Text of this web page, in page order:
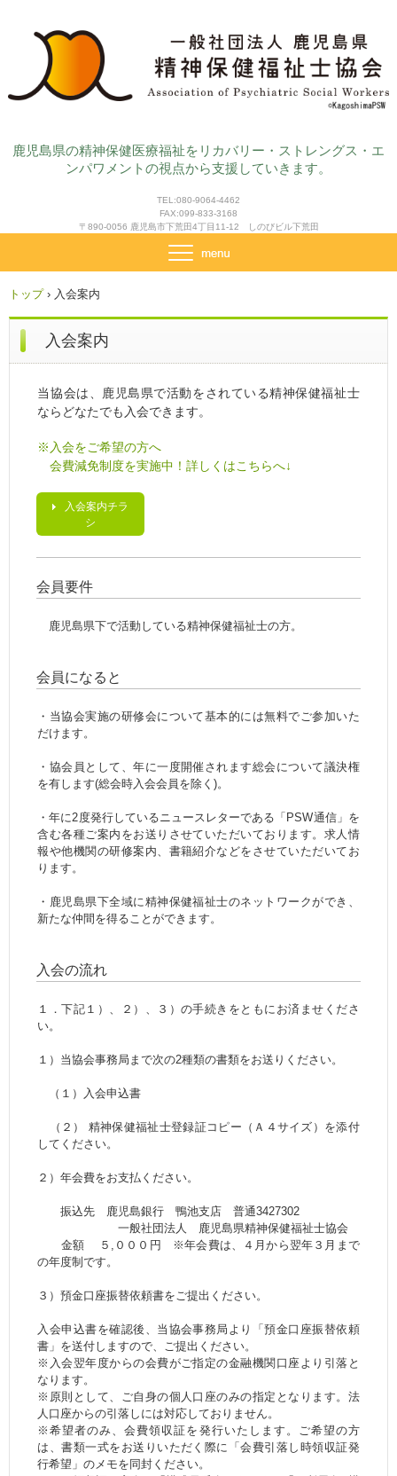
鹿児島県の精神保健医療福祉をリカバリー・ストレングス・エ
ンパワメントの視点から支援していきます。
TEL:080-9064-4462
FAX:099-833-3168
〒890-0056 鹿児島市下荒田4丁目11-12 しのびビル下荒田
トップ › 入会案内
入会案内
当協会は、鹿児島県で活動をされている精神保健福祉士
ならどなたでも入会できます。
※入会をご希望の方へ
会費減免制度を実施中！詳しくはこちらへ↓
入会案内チラ
シ
会員要件
鹿児島県下で活動している精神保健福祉士の方。
会員になると
・当協会実施の研修会について基本的には無料でご参加いた
だけます。
・協会員として、年に一度開催されます総会について議決権
を有します(総会時入会会員を除く)。
・年に2度発行しているニュースレターである「PSW通信」を
含む各種ご案内をお送りさせていただいております。求人情
報や他機関の研修案内、書籍紹介などをさせていただいてお
ります。
・鹿児島県下全域に精神保健福祉士のネットワークができ、
新たな仲間を得ることができます。
入会の流れ
１．下記１）、２）、３）の手続きをともにお済ませくださ
い。
１）当協会事務局まで次の2種類の書類をお送りください。
（１）入会申込書
（２） 精神保健福祉士登録証コピー（Ａ４サイズ）を添付
してください。
２）年会費をお支払ください。
振込先 鹿児島銀行 鴨池支店 普通3427302
一般社団法人 鹿児島県精神保健福祉士協会
金額 ５,０００円 ※年会費は、４月から翌年３月まで
の年度制です。
３）預金口座振替依頼書をご提出ください。
入会申込書を確認後、当協会事務局より「預金口座振替依頼
書」を送付しますので、ご提出ください。
※入会翌年度からの会費がご指定の金融機関口座より引落と
なります。
※原則として、ご自身の個人口座のみの指定となります。法
人口座からの引落しには対応しておりません。
※希望者のみ、会費領収証を発行いたします。ご希望の方
は、書類一式をお送りいただく際に「会費引落し時領収証発
行希望」のメモを同封ください。